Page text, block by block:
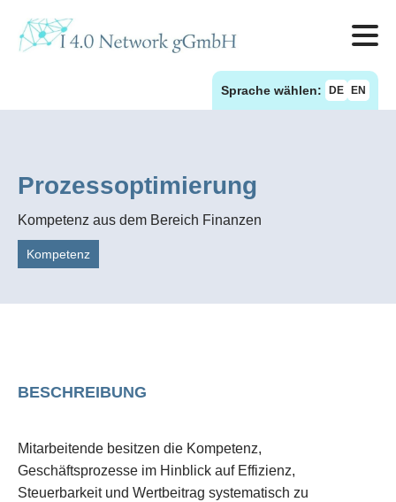
Sprache wählen: DE EN
Prozessoptimierung
Kompetenz aus dem Bereich Finanzen
Kompetenz
BESCHREIBUNG
Mitarbeitende besitzen die Kompetenz,
Geschäftsprozesse im Hinblick auf Effizienz,
Steuerbarkeit und Wertbeitrag systematisch zu